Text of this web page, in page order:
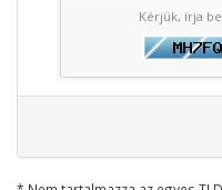
Kérjük, írja